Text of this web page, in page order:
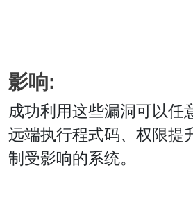
影响:
成功利用这些漏洞可以任
远端执行程式码、权限提
制受影响的系统。